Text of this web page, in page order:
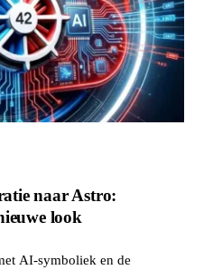
naar Astro:
look
AI-symboliek en de